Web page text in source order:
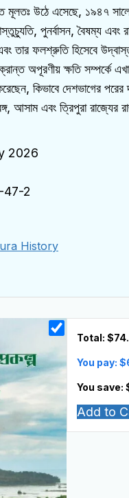
মূলতঃ উঠে এসেছে, ১৯৪৭
পুনর্বাসন, বৈষম্য এবং
তার ফলশ্রুতি হিসেবে
অপূরণীয় ক্ষতি সম্পর্কে
কিভাবে দেশভাগের
আসাম এবং ত্রিপুরা রাজ্যের
2026
2
History
Total: $
You pay: $
You save:
Add to